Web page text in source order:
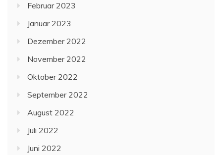
Februar 2023
Januar 2023
Dezember 2022
November 2022
Oktober 2022
September 2022
August 2022
Juli 2022
Juni 2022